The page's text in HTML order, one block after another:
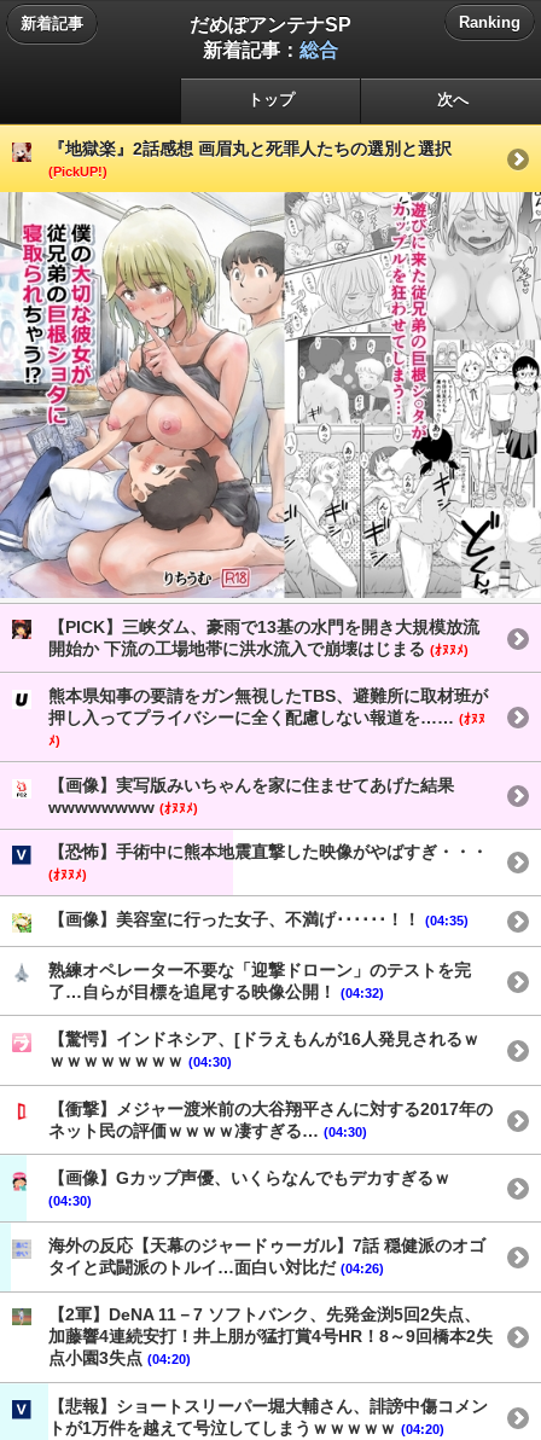
新着記事
だめぽアンテナSP
新着記事： 総合
Ranking
トップ 次へ
『地獄楽』2話感想 画眉丸と死罪人たちの選別と選択
(PickUP!)
【PICK】三峡ダム、豪雨で13基の水門を開き大規模放流
開始か 下流の工場地帯に洪水流入で崩壊はじまる (ｵﾇﾇﾒ)
熊本県知事の要請をガン無視したTBS、避難所に取材班が
押し入ってプライバシーに全く配慮しない報道を…… (ｵﾇﾇ
ﾒ)
【画像】実写版みいちゃんを家に住ませてあげた結果
wwwwwwww (ｵﾇﾇﾒ)
【恐怖】手術中に熊本地震直撃した映像がやばすぎ・・・
(ｵﾇﾇﾒ)
【画像】美容室に行った女子、不満げ･･････！！ (04:35)
熟練オペレーター不要な「迎撃ドローン」のテストを完
了…自らが目標を追尾する映像公開！
(04:32)
【驚愕】インドネシア、[ドラえもんが16人発見されるｗ
ｗｗｗｗｗｗｗｗ (04:30)
【衝撃】メジャー渡米前の大谷翔平さんに対する2017年の
ネット民の評価ｗｗｗｗ凄すぎる… (04:30)
【画像】Gカップ声優、いくらなんでもデカすぎるｗ
(04:30)
海外の反応【天幕のジャードゥーガル】7話 穏健派のオゴ
タイと武闘派のトルイ…面白い対比だ (04:26)
【2軍】DeNA 11－7 ソフトバンク、先発金渕5回2失点、
加藤響4連続安打！井上朋が猛打賞4号HR！8～9回橋本2失
点小園3失点 (04:20)
【悲報】ショートスリーパー堀大輔さん、誹謗中傷コメン
トが1万件を越えて号泣してしまうｗｗｗｗｗ (04:20)